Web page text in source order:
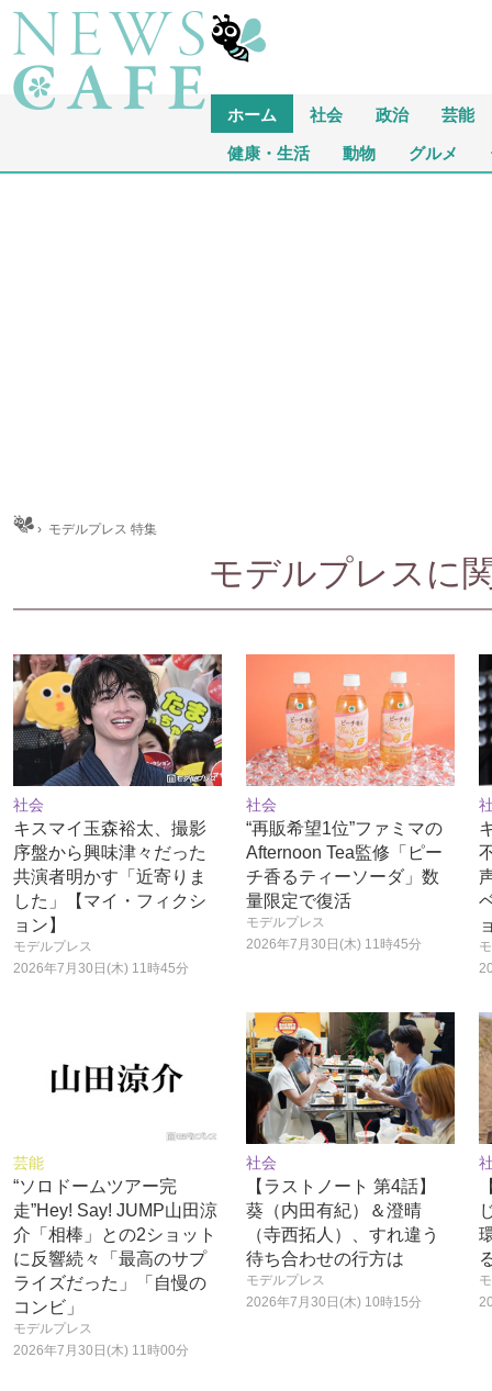
ホーム 社会 政治 芸能
健康・生活 動物 グルメ
› モデルプレス 特集
モデルプレスに
社会
キスマイ玉森裕太、撮影
序盤から興味津々だった
共演者明かす「近寄りま
した」【マイ・フィクシ
ョン】
モデルプレス
2026年7月30日(木) 11時45分
社会
“再販希望1位”ファミマの
Afternoon Tea監修「ピー
チ香るティーソーダ」数
量限定で復活
モデルプレス
2026年7月30日(木) 11時45分
芸能
“ソロドームツアー完
走”Hey! Say! JUMP山田涼
介「相棒」との2ショット
に反響続々「最高のサプ
ライズだった」「自慢の
コンビ」
モデルプレス
2026年7月30日(木) 11時00分
社会
【ラストノート 第4話】
葵（内田有紀）＆澄晴
（寺西拓人）、すれ違う
待ち合わせの行方は
モデルプレス
2026年7月30日(木) 10時15分